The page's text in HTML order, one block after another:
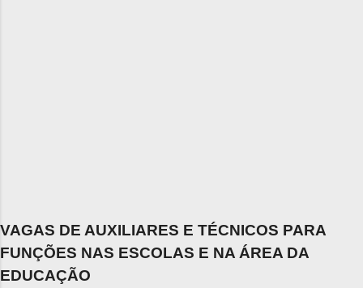
VAGAS DE AUXILIARES E TÉCNICOS PARA
FUNÇÕES NAS ESCOLAS E NA ÁREA DA
EDUCAÇÃO